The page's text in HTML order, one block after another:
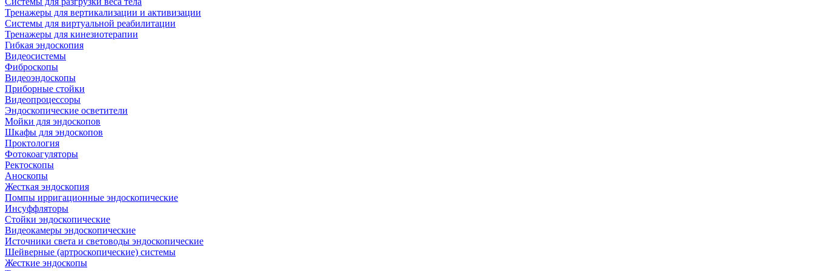
Тренажеры для вертикализации и активизации
Системы для виртуальной реабилитации
Тренажеры для кинезиотерапии
Гибкая эндоскопия
Видеосистемы
Фиброскопы
Видеоэндоскопы
Приборные стойки
Видеопроцессоры
Эндоскопические осветители
Мойки для эндоскопов
Шкафы для эндоскопов
Проктология
Фотокоагуляторы
Ректоскопы
Аноскопы
Жесткая эндоскопия
Помпы ирригационные эндоскопические
Инсуффляторы
Стойки эндоскопические
Видеокамеры эндоскопические
Источники света и световоды эндоскопические
Шейверные (артроскопические) системы
Жесткие эндоскопы